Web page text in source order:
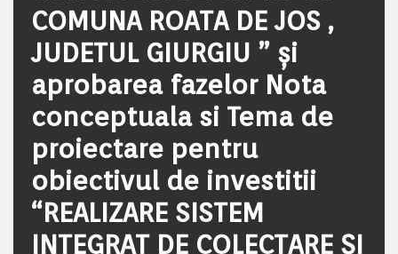
COMUNA ROATA DE JOS ,
JUDETUL GIURGIU ” și
aprobarea fazelor Nota
conceptuala si Tema de
proiectare pentru
obiectivul de investitii
“REALIZARE SISTEM
INTEGRAT DE COLECTARE ȘI